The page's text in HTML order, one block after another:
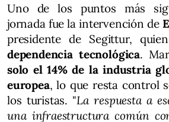
Uno de los puntos más
jornada fue la intervención de
presidente de Segittur,
dependencia tecnológica.
solo el 14% de la industria
europea, lo que resta control
los turistas. "La respuesta a
una infraestructura común